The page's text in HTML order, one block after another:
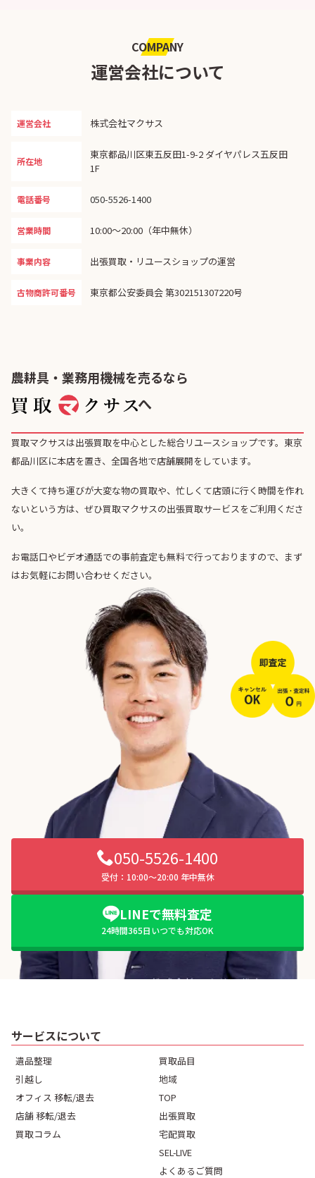
COMPANY
運営会社について
運営会社 株式会社マクサス
所在地
東京都品川区東五反田1-9-2 ダイヤパレス五反田
1F
電話番号 050-5526-1400
営業時間 10:00〜20:00（年中無休）
事業内容 出張買取・リユースショップの運営
古物商許可番号 東京都公安委員会 第302151307220号
農耕具・業務用機械を売るなら
へ
買取マクサスは出張買取を中心とした総合リユースショップです。東京
都品川区に本店を置き、全国各地で店舗展開をしています。
大きくて持ち運びが大変な物の買取や、忙しくて店頭に行く時間を作れ
ないという方は、ぜひ買取マクサスの出張買取サービスをご利用くださ
い。
お電話口やビデオ通話での事前査定も無料で行っておりますので、まず
はお気軽にお問い合わせください。
050-5526-1400
受付：10:00〜20:00 年中無休
LINEで無料査定
24時間365日いつでも対応OK
サービスについて
遺品整理
引越し
オフィス 移転/退去
店舗 移転/退去
買取コラム
買取品目
地域
TOP
出張買取
宅配買取
SEL-LIVE
よくあるご質問